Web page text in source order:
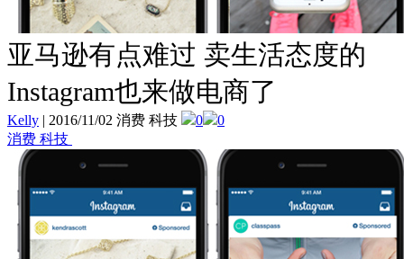
亚马逊有点难过 卖生活态度的
Instagram也来做电商了
Kelly | 2016/11/02 消费 科技 0
0
消费 科技